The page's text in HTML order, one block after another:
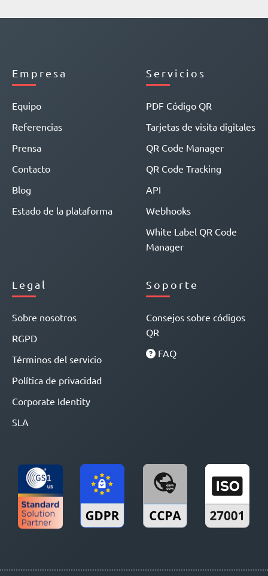
Empresa
Equipo
Referencias
Prensa
Contacto
Blog
Estado de la plataforma
Servicios
PDF Código QR
Tarjetas de visita digitales
QR Code Manager
QR Code Tracking
API
Webhooks
White Label QR Code
Manager
Legal
Sobre nosotros
RGPD
Términos del servicio
Política de privacidad
Corporate Identity
SLA
Soporte
Consejos sobre códigos
QR
FAQ